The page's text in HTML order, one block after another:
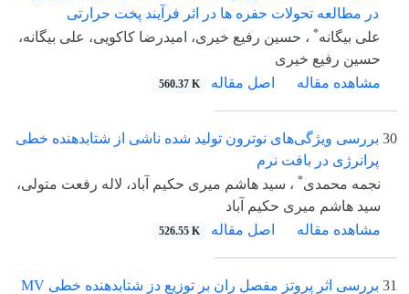
در مطالعه تحولات حفره ها در اثر فرآیند پخت حرارتی
علی بیگانه* ، حسین رفیع خیری، امیدرضا کاکویی، علی بیگانه،
حسین رفیع خیری
مشاهده مقاله
اصل مقاله 560.37 K
30 بررسی ویژگی‌های نوترون تولید شده ناشی از شتابدهنده خطی
پرانرژی در بافت نرم
نجمه محمدی* ، سید هاشم میری حکیم آباد، لاله رفعت متولی،
سید هاشم میری حکیم آباد
مشاهده مقاله
اصل مقاله 526.55 K
31
بررسی اثر پروتز مفصل ران بر توزیع دز شتابدهنده خطی MV